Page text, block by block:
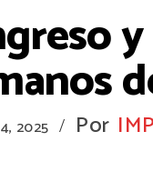
2025 / Por